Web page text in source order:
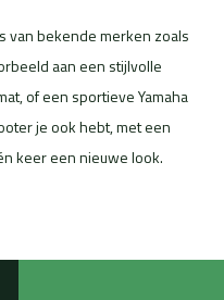
van bekende merken zoals
aan een stijlvolle
of een sportieve Yamaha
je ook hebt, met een
keer een nieuwe look.